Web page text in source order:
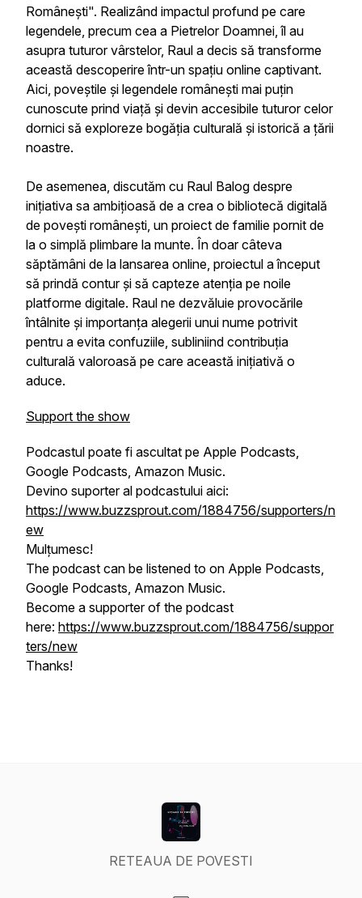
Românești". Realizând impactul profund pe care
legendele, precum cea a Pietrelor Doamnei, îl au
asupra tuturor vârstelor, Raul a decis să transforme
această descoperire într-un spațiu online captivant.
Aici, poveștile și legendele românești mai puțin
cunoscute prind viață și devin accesibile tuturor celor
dornici să exploreze bogăția culturală și istorică a țării
noastre.
De asemenea, discutăm cu Raul Balog despre
inițiativa sa ambițioasă de a crea o bibliotecă digitală
de povești românești, un proiect de familie pornit de
la o simplă plimbare la munte. În doar câteva
săptămâni de la lansarea online, proiectul a început
să prindă contur și să capteze atenția pe noile
platforme digitale. Raul ne dezvăluie provocările
întâlnite și importanța alegerii unui nume potrivit
pentru a evita confuziile, subliniind contribuția
culturală valoroasă pe care această inițiativă o
aduce.
Support the show
Podcastul poate fi ascultat pe Apple Podcasts,
Google Podcasts, Amazon Music.
Devino suporter al podcastului aici:
https://www.buzzsprout.com/1884756/supporters/n
ew
Mulțumesc!
The podcast can be listened to on Apple Podcasts,
Google Podcasts, Amazon Music.
Become a supporter of the podcast
here: https://www.buzzsprout.com/1884756/suppor
ters/new
Thanks!
RETEAUA DE POVESTI